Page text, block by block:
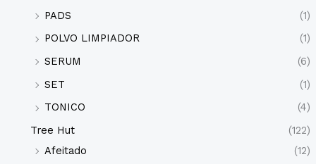
PADS
(1)
POLVO LIMPIADOR
(1)
SERUM
(6)
SET
(1)
TONICO
(4)
Tree Hut
(122)
Afeitado
(12)